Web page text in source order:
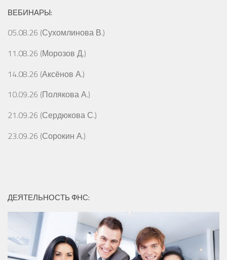
ВЕБИНАРЫ:
05.08.26 (Сухомлинова В.)
11.08.26 (Морозов Д.)
14.08.26 (Аксёнов А.)
10.09.26 (Полякова А.)
21.09.26 (Сердюкова С.)
23.09.26 (Сорокин А.)
ДЕЯТЕЛЬНОСТЬ ФНС: